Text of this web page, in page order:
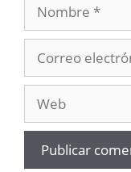
electrónico